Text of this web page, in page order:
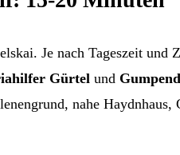
Je nach Tageszeit
Gürtel und
nahe Haydnhaus,